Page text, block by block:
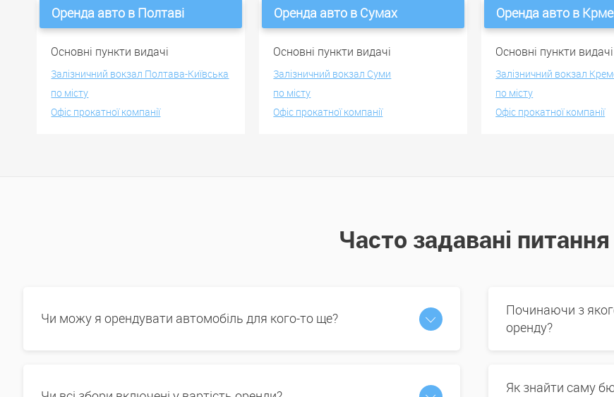
Оренда авто в Полтаві
Основні пункти видачі
Залізничний вокзал Полтава-Київська
по місту
Офіс прокатної компанії
Оренда авто в Сумах
Основні пункти видачі
Залізничний вокзал Суми
по місту
Офіс прокатної компанії
Оренда авто в
Основні пункти видачі
Залізничний вокзал
по місту
Офіс прокатної компанії
Часто задавані питання
Чи можу я орендувати автомобіль для кого-то ще?
Починаючи з
оренду?
Як знайти саму